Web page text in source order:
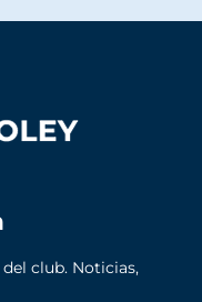
club. Noticias,